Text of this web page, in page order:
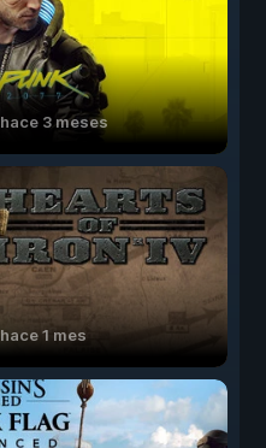
hace 3 meses
hace 1 mes